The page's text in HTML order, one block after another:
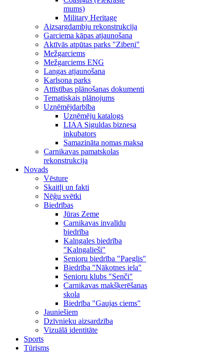
mums)
Military Heritage
Aizsargdambju rekonstrukcija
Garciema kāpas atjaunošana
Aktīvās atpūtas parks "Zibeņi"
Mežgarciems
Mežgarciems ENG
Langas atjaunošana
Karlsona parks
Attīstības plānošanas dokumenti
Tematiskais plānojums
Uzņēmējdarbība
Uzņēmēju katalogs
LIAA Siguldas biznesa
inkubators
Samazināta nomas maksa
Carnikavas pamatskolas
rekonstrukcija
Novads
Vēsture
Skaitļi un fakti
Nēģu svētki
Biedrības
Jūras Zeme
Carnikavas invalīdu
biedrība
Kalngales biedrība
"Kalngalieši"
Senioru biedrība "Paeglis"
Biedrība "Nākotnes iela"
Senioru klubs "Senči"
Carnikavas makšķerēšanas
skola
Biedrība "Gaujas ciems"
Jauniešiem
Dzīvnieku aizsardzība
Vizuālā identitāte
Sports
Tūrisms